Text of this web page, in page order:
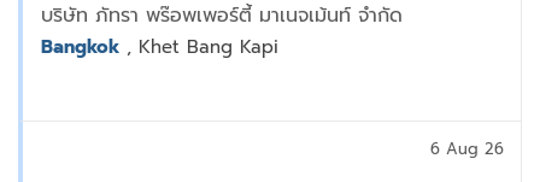
บริษัท ภัทรา พร๊อพเพอร์ตี้ มาเนจเม้นท์ จำกัด
Bangkok , Khet Bang Kapi
6 Aug 26